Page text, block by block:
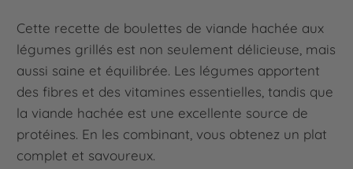
Cette recette de boulettes de viande hachée aux
légumes grillés est non seulement délicieuse, mais
aussi saine et équilibrée. Les légumes apportent
des fibres et des vitamines essentielles, tandis que
la viande hachée est une excellente source de
protéines. En les combinant, vous obtenez un plat
complet et savoureux.